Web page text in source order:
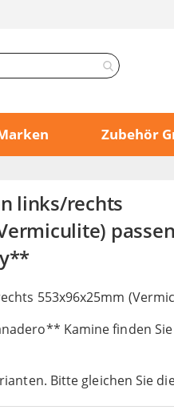
Zubehör
links/rechts
553x96x25mm
Kamine finden
Bitte gleichen Sie